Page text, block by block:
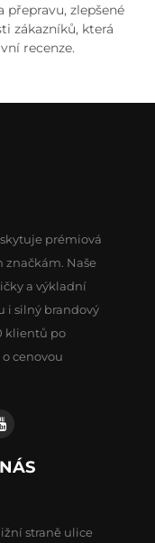
přepravu, zlepšené
zákazníků, která
recenze.
prémiová
značkám. Naše
a výkladní
i silný brandový
klientů po
cenovou
straně ulice